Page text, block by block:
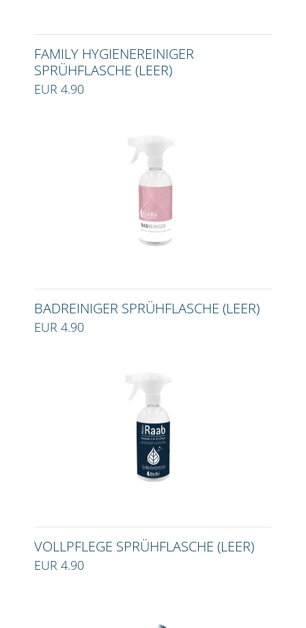
FAMILY HYGIENEREINIGER
SPRÜHFLASCHE (LEER)
EUR 4.90
BADREINIGER SPRÜHFLASCHE (LEER)
EUR 4.90
VOLLPFLEGE SPRÜHFLASCHE (LEER)
EUR 4.90